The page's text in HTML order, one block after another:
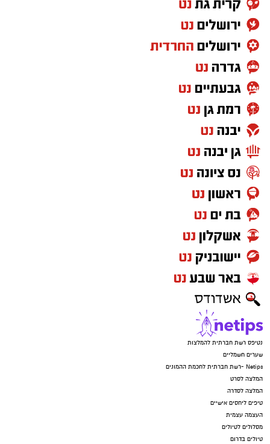
נטיפס רשת חברתית להמלצות
שערים חשמליים
Netips -רשת חברתית לחכמת ההמונים
המלצה לסרט
המלצה לסדרה
טיפים ליחסים אישיים
העצמה עצמית
מסלולים לטיולים
טיולים בדרום